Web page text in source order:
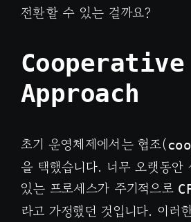
전환할 수 있는 걸까요?
Cooperative
Approach
초기 운영체제에서는 협조(
을 택했습니다. 너무 오랫동안
있는 프로세스가 주기적으로
라고 가정했던 것입니다. 이러